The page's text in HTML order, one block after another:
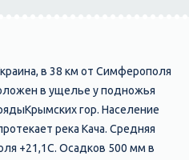
в 38 км от Симферополя
в ущелье у подножья
гор. Население
река Кача. Средняя
+21,1С. Осадков 500 мм в